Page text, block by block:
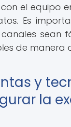
el equipo
Es
sean
de manera
y
la